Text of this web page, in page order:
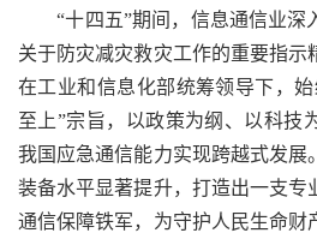
“十四五”期间，信息通信业深
关于防灾减灾救灾工作的重要指示
在工业和信息化部统筹领导下，
至上”宗旨，以政策为纲、以科技
我国应急通信能力实现跨越式发展
装备水平显著提升，打造出一支专
通信保障铁军，为守护人民生命财